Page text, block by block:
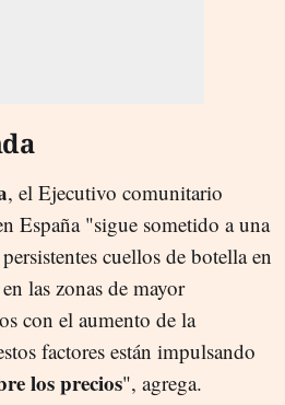
, el Ejecutivo comunitario
España "sigue sometido a una
cuellos de botella en
las zonas de mayor
con el aumento de la
factores están impulsando
los precios", agrega.